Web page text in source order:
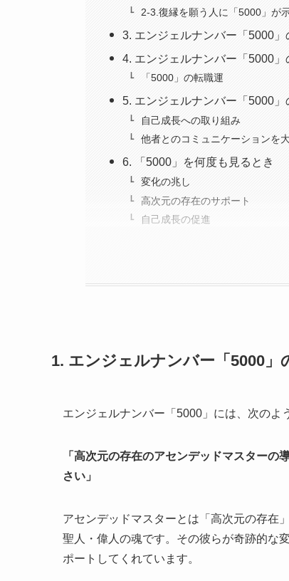
2-3.復縁を願う人に「5000」が
3. エンジェルナンバー「5000」
4. エンジェルナンバー「5000」
「5000」の転職運
5. エンジェルナンバー「5000」
自己成長への取り組み
他者とのコミュニケーションを
6. 「5000」を何度も見るとき
変化の兆し
高次元の存在のサポート
自己成長の促進
1. エンジェルナンバー「5000」
エンジェルナンバー「5000」には、次のよ
「高次元の存在のアセンデッドマスター
さい」
アセンデッドマスターとは「高次元の存在
聖人・偉人の魂です。その彼らが奇跡的な
ポートしてくれています。